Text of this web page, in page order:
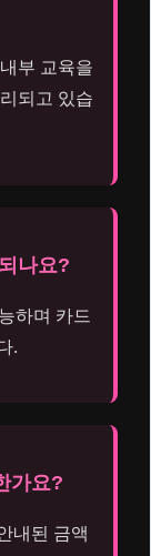
부 교육을
되고 있습
나요?
하며 카드
.
가요?
내된 금액